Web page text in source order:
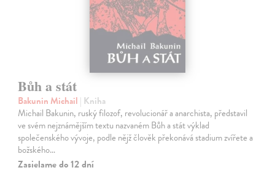
Bůh a stát
Bakunin Michail | Kniha
Michail Bakunin, ruský filozof, revolucionář a anarchista, představil
ve svém nejznámějším textu nazvaném Bůh a stát výklad
společenského vývoje, podle nějž člověk překonává stadium zvířete a
božského…
Zasielame do 12 dní